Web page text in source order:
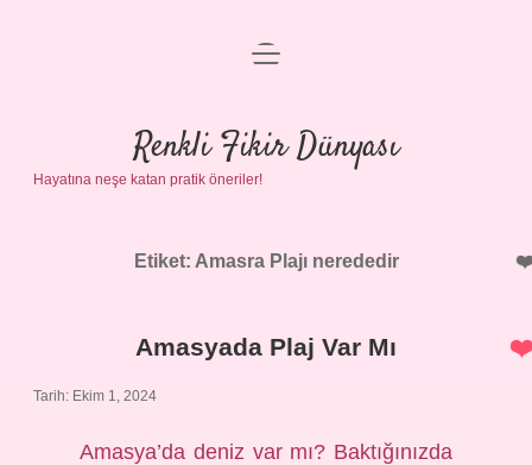
Anasayfa
Gizlilik Politikası
Yasal Uyarı
menüyü
Renkli Fikir Dünyası
Hayatına neşe katan pratik öneriler!
Etiket: Amasra Plajı nerededir
Amasyada Plaj Var Mı
Tarih: Ekim 1, 2024
Amasya’da deniz var mı? Baktığınızda